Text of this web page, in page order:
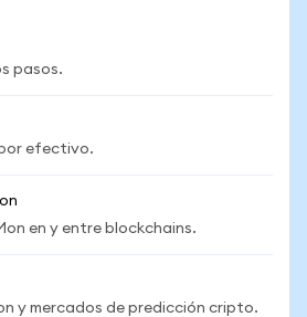
pasos.
efectivo.
en y entre blockchains.
y mercados de predicción cripto.